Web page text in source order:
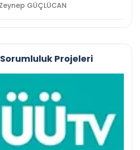
Zeynep GÜÇLÜCAN
Projeleri